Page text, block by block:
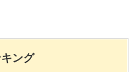
ング